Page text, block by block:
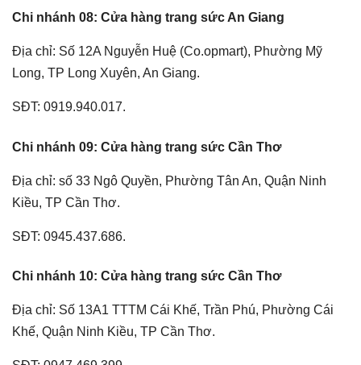
Chi nhánh 08: Cửa hàng trang sức An Giang
Địa chỉ: Số 12A Nguyễn Huệ (Co.opmart), Phường Mỹ
Long, TP Long Xuyên, An Giang.
SĐT: 0919.940.017.
Chi nhánh 09: Cửa hàng trang sức Cần Thơ
Địa chỉ: số 33 Ngô Quyền, Phường Tân An, Quận Ninh
Kiều, TP Cần Thơ.
SĐT: 0945.437.686.
Chi nhánh 10: Cửa hàng trang sức Cần Thơ
Địa chỉ: Số 13A1 TTTM Cái Khế, Trần Phú, Phường Cái
Khế, Quận Ninh Kiều, TP Cần Thơ.